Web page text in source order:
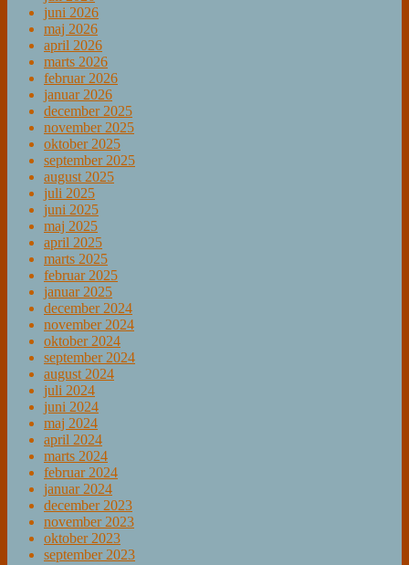
juni 2026
maj 2026
april 2026
marts 2026
februar 2026
januar 2026
december 2025
november 2025
oktober 2025
september 2025
august 2025
juli 2025
juni 2025
maj 2025
april 2025
marts 2025
februar 2025
januar 2025
december 2024
november 2024
oktober 2024
september 2024
august 2024
juli 2024
juni 2024
maj 2024
april 2024
marts 2024
februar 2024
januar 2024
december 2023
november 2023
oktober 2023
september 2023